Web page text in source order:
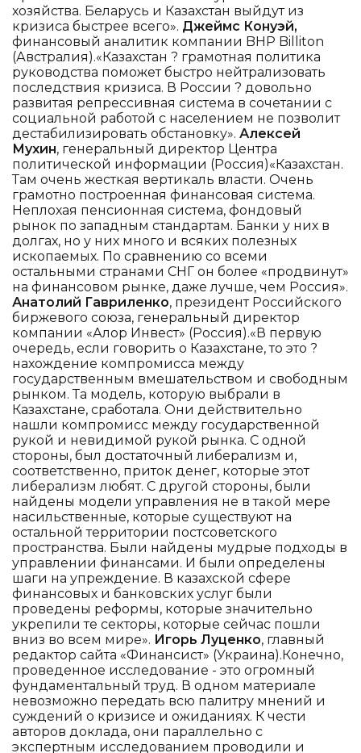
хозяйства. Беларусь и Казахстан выйдут из
кризиса быстрее всего». Джеймс Конуэй,
финансовый аналитик компании BHP Billiton
(Австралия).«Казахстан ? грамотная политика
руководства поможет быстро нейтрализовать
последствия кризиса. В России ? довольно
развитая репрессивная система в сочетании с
социальной работой с населением не позволит
дестабилизировать обстановку». Алексей
Мухин, генеральный директор Центра
политической информации (Россия)«Казахстан.
Там очень жесткая вертикаль власти. Очень
грамотно построенная финансовая система.
Неплохая пенсионная система, фондовый
рынок по западным стандартам. Банки у них в
долгах, но у них много и всяких полезных
ископаемых. По сравнению со всеми
остальными странами СНГ он более «продвинут»
на финансовом рынке, даже лучше, чем Россия».
Анатолий Гавриленко, президент Российского
биржевого союза, генеральный директор
компании «Алор Инвест» (Россия).«В первую
очередь, если говорить о Казахстане, то это ?
нахождение компромисса между
государственным вмешательством и свободным
рынком. Та модель, которую выбрали в
Казахстане, сработала. Они действительно
нашли компромисс между государственной
рукой и невидимой рукой рынка. С одной
стороны, был достаточный либерализм и,
соответственно, приток денег, которые этот
либерализм любят. С другой стороны, были
найдены модели управления не в такой мере
насильственные, которые существуют на
остальной территории постсоветского
пространства. Были найдены мудрые подходы в
управлении финансами. И были определены
шаги на упреждение. В казахской сфере
финансовых и банковских услуг были
проведены реформы, которые значительно
укрепили те секторы, которые сейчас пошли
вниз во всем мире». Игорь Луценко, главный
редактор сайта «Финансист» (Украина).Конечно,
проведенное исследование - это огромный
фундаментальный труд. В одном материале
невозможно передать всю палитру мнений и
суждений о кризисе и ожиданиях. К чести
авторов доклада, они параллельно с
экспертным исследованием проводили и